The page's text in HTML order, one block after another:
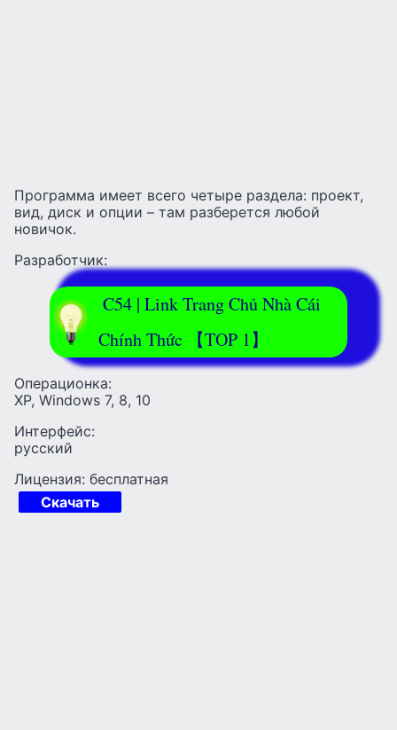
Программа имеет всего четыре раздела: проект,
вид, диск и опции – там разберется любой
новичок.
Разработчик:
C54 | Link Trang Chủ Nhà Cái
Chính Thức 【TOP 1】
Операционка:
XP, Windows 7, 8, 10
Интерфейс:
русский
Лицензия: бесплатная
Скачать